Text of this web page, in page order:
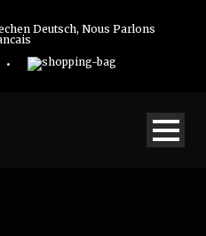
Deutsch, Nous Parlons